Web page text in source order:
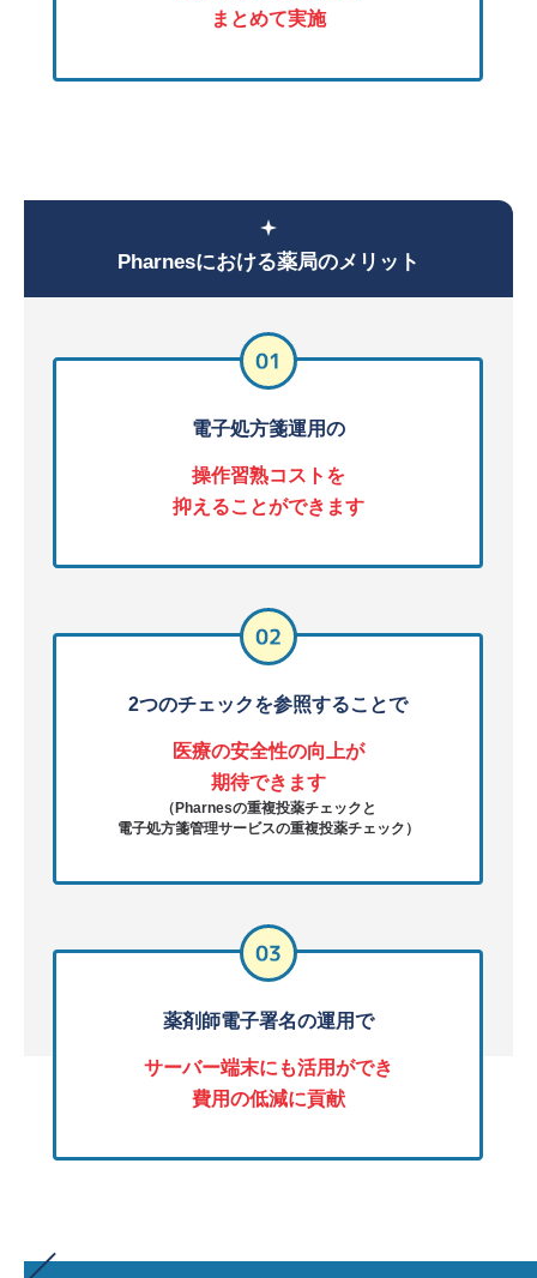
まとめて実施
Pharnesにおける薬局のメリット
電子処方箋運用の
操作習熟コストを
抑えることができます
2つのチェックを参照することで
医療の安全性の向上が
期待できます
（Pharnesの重複投薬チェックと
電子処方箋管理サービスの重複投薬チェック）
薬剤師電子署名の運用で
サーバー端末にも活用ができ
費用の低減に貢献